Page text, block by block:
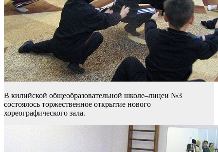
В килийской общеобразовательной школе–лицеи №3
состоялось торжественное открытие нового
хореографического зала.